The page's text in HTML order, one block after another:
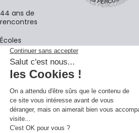
44 ans de
rencontres
Écoles
La newsletter
Adresse e-mail
En vous inscrivant à notre newsletter, vous
confidentialité.
Retrouvons-nous sur